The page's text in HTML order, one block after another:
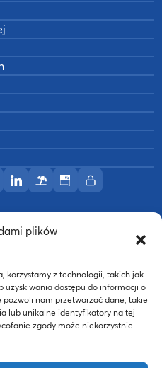
plików
korzystamy z technologii, takich jak
uzyskiwania dostępu do informacji o
nam przetwarzać dane, takie
lub unikalne identyfikatory na tej
zgody może niekorzystnie
w serwisie Facebook
w serwisie Instagram
Poznań w serwisie YouTube
AWF Poznań w serwisie
Profil AWF Poznań w
OśrodekBiuletynIntranet
Fizycznego w